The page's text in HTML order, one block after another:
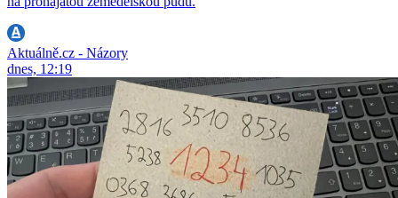
Aktuálně.cz - Názory
dnes, 12:19